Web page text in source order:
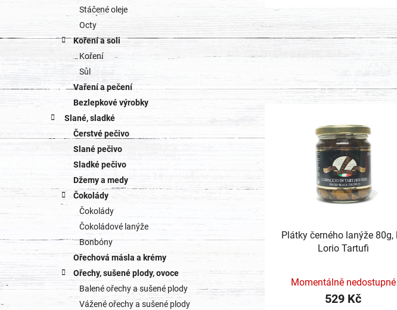
Stáčené oleje
Octy
Koření a soli
Koření
Sůl
Vaření a pečení
Bezlepkové výrobky
Slané, sladké
Čerstvé pečivo
Slané pečivo
Sladké pečivo
Džemy a medy
Čokolády
Čokolády
Čokoládové lanýže
Bonbóny
Ořechová másla a krémy
Ořechy, sušené plody, ovoce
Balené ořechy a sušené plody
Vážené ořechy a sušené plody
Plátky černého lanýže 80g,
Lorio Tartufi
Momentálně nedostupné
529 Kč